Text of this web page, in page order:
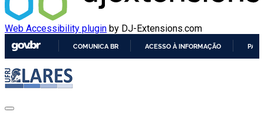
Web Accessibility plugin by DJ-Extensions.com
COMUNICA BR ACESSO À INFORMAÇÃO